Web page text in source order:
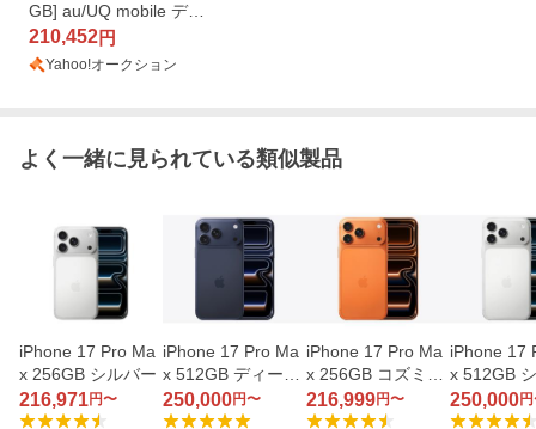
GB] au/UQ mobile ディ
ープブルー【安心 …
210,452円
Yahoo!オークション
よく一緒に見られている類似製品
iPhone 17 Pro Ma
x 256GB シルバー
216,971円〜
iPhone 17 Pro Ma
x 512GB ディープ
ブルー
250,000円〜
iPhone 17 Pro Ma
x 256GB コズミッ
クオレンジ
216,999円〜
iPhone 17
x 512GB
250,000